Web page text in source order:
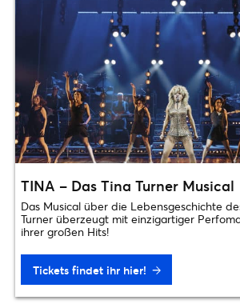
TINA – Das Tina Turner Musical
Das Musical über die Lebensgeschichte
Turner überzeugt mit einzigartiger
ihrer großen Hits!
Tickets findet ihr hier!